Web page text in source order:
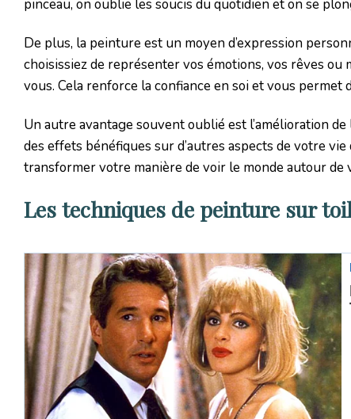
pinceau, on oublie les soucis du quotidien et on se
De plus, la peinture est un moyen d’expression
choisissiez de représenter vos émotions, vos rêves
vous. Cela renforce la confiance en soi et vous permet
Un autre avantage souvent oublié est l’amélioration
des effets bénéfiques sur d’autres aspects de votre
transformer votre manière de voir le monde autour de
Les techniques de peinture sur